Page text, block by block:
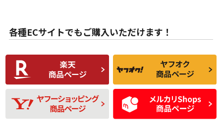
な中古品
んどない中古品
C
比較的きれいな中古
品
C
られるが、使用に問
題のない中古品
D
使用感や目立つ傷が
あり、一般的な中古
品
D
残り溝も少なく、偏
磨耗がみられ、短期
間使用できるくらい
の中古品
各種ECサイトでもご購入いただけます！